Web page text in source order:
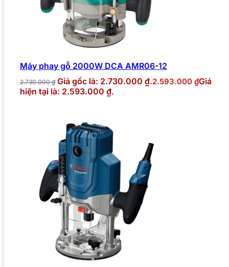
Máy phay gỗ 2000W DCA AMR06-12
2.730.000₫ Giá gốc là: 2.730.000 ₫.2.593.000 ₫Giá
hiện tại là: 2.593.000 ₫.